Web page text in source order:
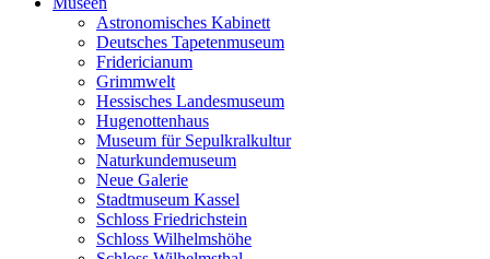
Astronomisches Kabinett
Deutsches Tapetenmuseum
Fridericianum
Grimmwelt
Hessisches Landesmuseum
Hugenottenhaus
Museum für Sepulkralkultur
Naturkundemuseum
Neue Galerie
Stadtmuseum Kassel
Schloss Friedrichstein
Schloss Wilhelmshöhe